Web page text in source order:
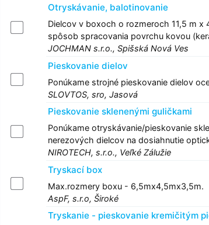
Otryskávanie, balotinovanie
Dielcov v boxoch o rozmeroch 11,5 m x
spôsob spracovania povrchu kovou
JOCHMAN s.r.o., Spišská Nová Ves
Pieskovanie dielov
Ponúkame strojné pieskovanie dielov
SLOVTOS, sro, Jasová
Pieskovanie sklenenými guličkami
Ponúkame otryskávanie/pieskovanie
nerezových dielcov na dosiahnutie
NIROTECH, s.r.o., Veľké Zálužie
Tryskací box
Max.rozmery boxu - 6,5mx4,5mx3,5m.
AspF, s.r.o, Široké
Tryskanie - pieskovanie kremičitým